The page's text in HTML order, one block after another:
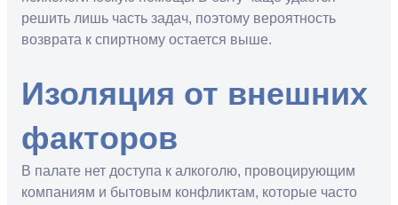
решить лишь часть задач, поэтому вероятность
возврата к спиртному остается выше.
Изоляция от внешних
факторов
В палате нет доступа к алкоголю, провоцирующим
компаниям и бытовым конфликтам, которые часто